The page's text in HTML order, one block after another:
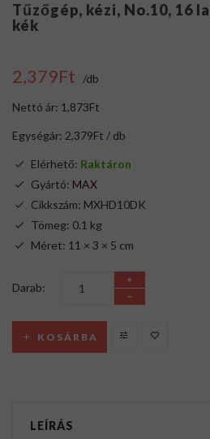
Tűzőgép, kézi, No.10, 16
kék
2,379Ft /db
Nettó ár: 1,873Ft
Egységár: 2,379Ft / db
Elérhető: Raktáron
Gyártó: MAX
Cikkszám: MXHD10DK
Tömeg: 0.1 kg
Méret: 11 × 3 × 5 cm
Darab:
KOSÁRBA
LEÍRÁS